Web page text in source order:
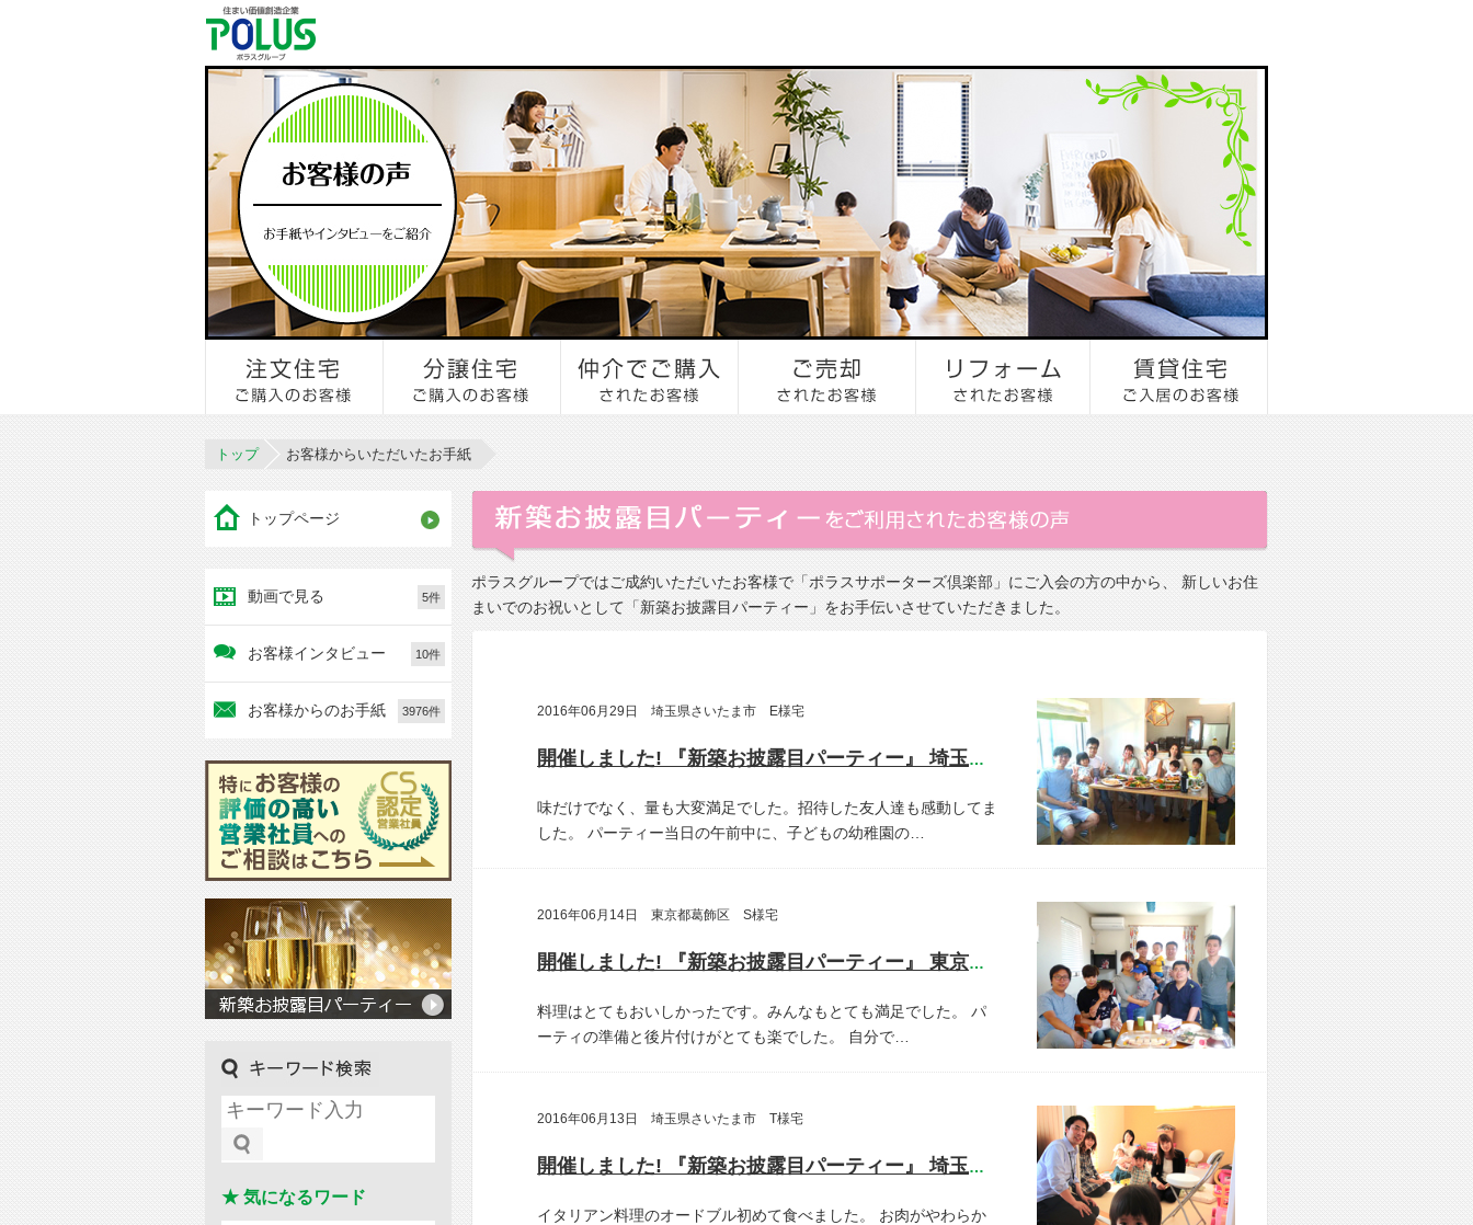
トップ お客様からいただいたお手紙
ポラスグループではご成約いただいたお客様で「ポラスサポーターズ倶楽部」にご入会の方の中から、 新しいお住
まいでのお祝いとして「新築お披露目パーティー」をお手伝いさせていただきました。
2016年06月29日 埼玉県さいたま市 E様宅
開催しました! 『新築お披露目パーティー』 埼玉県さいたま市 E様宅
味だけでなく、量も大変満足でした。招待した友人達も感動してま
した。
パーティー当日の午前中に、子どもの幼稚園の…
2016年06月14日 東京都葛飾区 S様宅
開催しました! 『新築お披露目パーティー』 東京都葛飾区 S様宅
料理はとてもおいしかったです。みんなもとても満足でした。
パ
ーティの準備と後片付けがとても楽でした。
自分で…
2016年06月13日 埼玉県さいたま市 T様宅
開催しました! 『新築お披露目パーティー』 埼玉県さいたま市 T様宅
イタリアン料理のオードブル初めて食べました。
お肉がやわらか
トップページ
動画で見る 5件
お客様インタビュー 10件
お客様からのお手紙 3976件
★ 気になるワード